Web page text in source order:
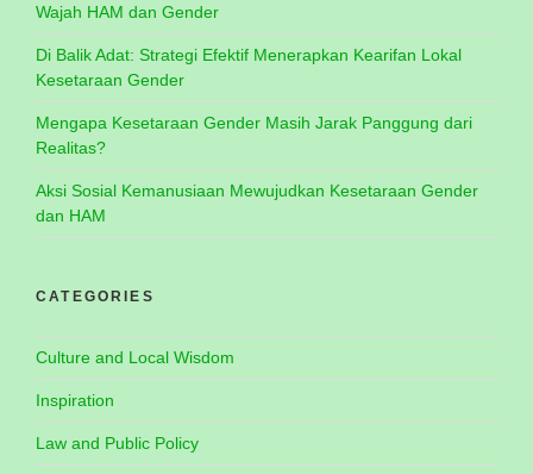
Wajah HAM dan Gender
Di Balik Adat: Strategi Efektif Menerapkan Kearifan Lokal
Kesetaraan Gender
Mengapa Kesetaraan Gender Masih Jarak Panggung dari
Realitas?
Aksi Sosial Kemanusiaan Mewujudkan Kesetaraan Gender
dan HAM
CATEGORIES
Culture and Local Wisdom
Inspiration
Law and Public Policy